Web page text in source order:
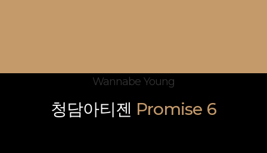
Wannabe Young
청담아티젠 Promise 6